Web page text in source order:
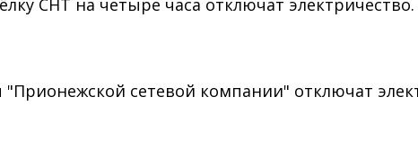
СНТ на четыре часа отключат электричество.
сетевой компании" отключат